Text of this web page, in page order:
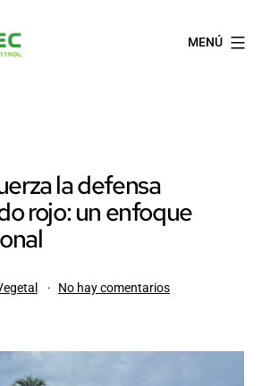
MENÚ
la defensa
rojo: un enfoque
No hay comentariosen